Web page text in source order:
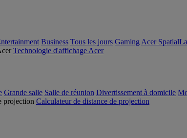
Business Tous les jours Gaming Acer
Technologie d'affichage Acer
Grande salle Salle de réunion Divertissement à domicile
Calculateur de distance de projection